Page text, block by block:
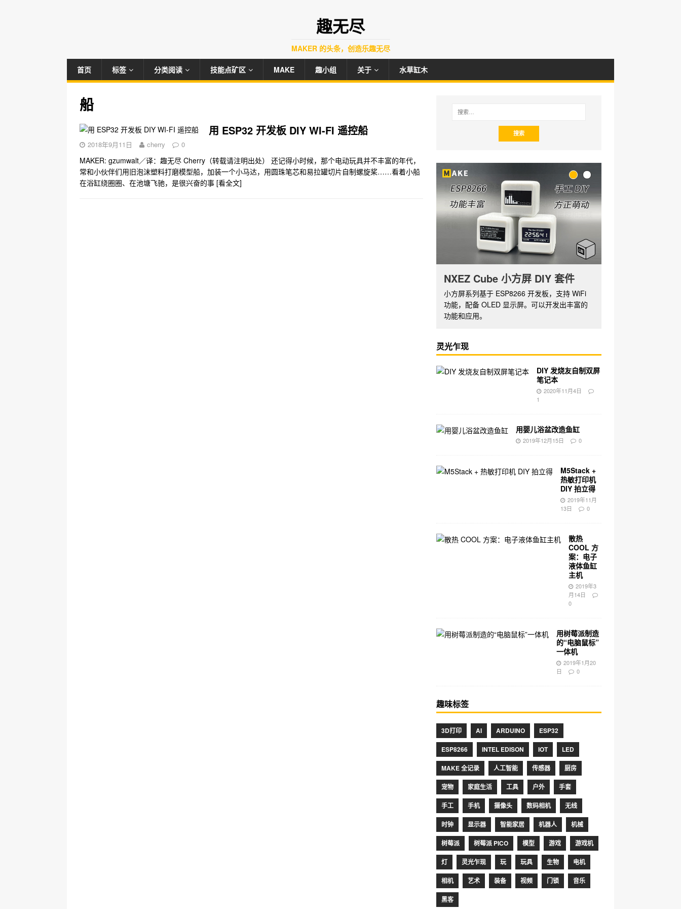
趣无尽
MAKER 的头条，创造乐趣无尽
首页 标签 分类阅读 技能点矿区 MAKE 趣小组 关于 水草缸木
船
用 ESP32 开发板 DIY WI-FI 遥控船
2018年9月11日 cherry 0
MAKER: gzumwalt／译：趣无尽 Cherry（转载请注明出处） 还记得小时候，那个电动玩具并不丰富的年代，
常和小伙伴们用旧泡沫塑料打磨模型船，加装一个小马达，用圆珠笔芯和易拉罐切片自制螺旋桨……看着小船
在浴缸绕圈圈、在池塘飞驰，是很兴奋的事 [看全文]
NXEZ Cube 小方屏 DIY 套件
小方屏系列基于 ESP8266 开发板，支持 WiFi
功能，配备 OLED 显示屏。可以开发出丰富的
功能和应用。
灵光乍现
DIY 发烧友自制双屏
笔记本
2020年11月4日
1
用婴儿浴盆改造鱼缸
2019年12月15日 0
M5Stack +
热敏打印机
DIY 拍立得
2019年11月
13日
0
散热
COOL 方
案：电子
液体鱼缸
主机
2019年3
月14日
0
用树莓派制造
的“电脑鼠标”
一体机
2019年1月20
日
0
趣味标签
3D打印 AI ARDUINO ESP32
ESP8266 INTEL EDISON IOT LED
MAKE 全记录 人工智能 传感器 厨房
宠物 家庭生活 工具 户外 手套
手工 手机 摄像头 数码相机 无线
时钟 显示器 智能家居 机器人 机械
树莓派 树莓派 PICO 模型 游戏 游戏机
灯 灵光乍现 玩 玩具 生物 电机
相机 艺术 装备 视频 门锁 音乐
黑客